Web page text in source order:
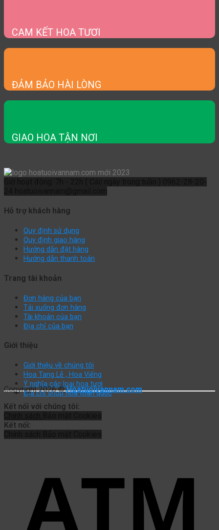
CAM KẾT HOA TƯƠI
ĐẢM BẢO HÀI LÒNG
GIAO HOA TẬN NƠI
Hỗ trợ khách hàng
Quy định sử dụng
Quy định giao hàng
Hướng dẫn đặt hàng
Hướng dẫn thanh toán
Trang tài khoản
Đơn hàng của bạn
Tải xuống đơn hàng
Tài khoản của bạn
Địa chỉ của bạn
Giới thiệu
Giới thiệu về chúng tôi
Hoa Tang Lễ , Hoa Viếng
Ý nghĩa các loại hoa tươi
Địa chỉ shop hoa toàn quốc
Copyright 2026 ©Hoatuoivannam.com
Kết nối với chúng tôi:
Kết nối: